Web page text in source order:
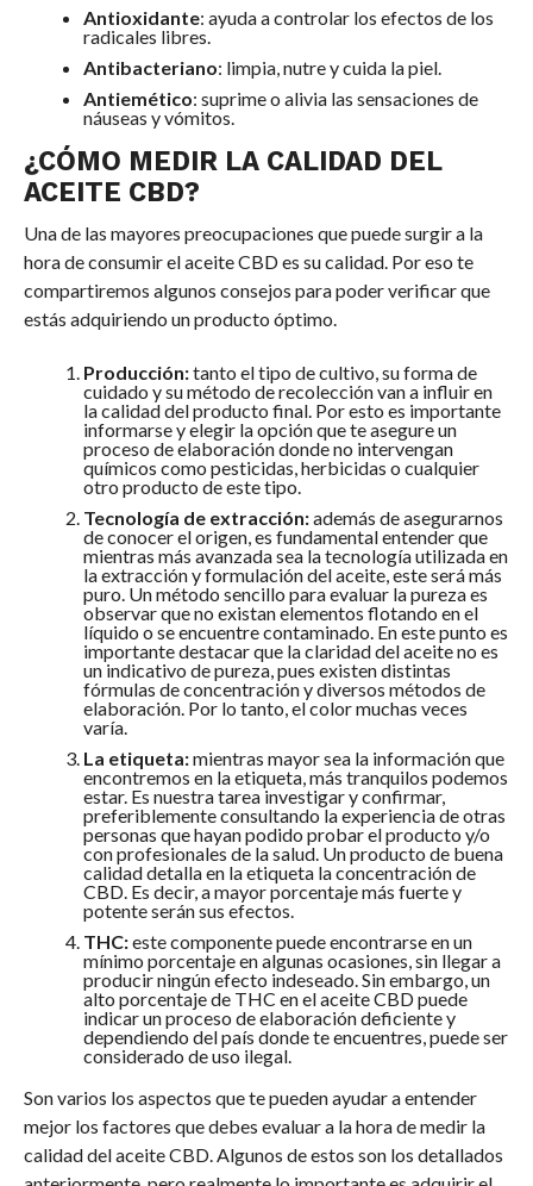
Antioxidante: ayuda a controlar los efectos de los
radicales libres.
Antibacteriano: limpia, nutre y cuida la piel.
Antiemético: suprime o alivia las sensaciones de
náuseas y vómitos.
¿CÓMO MEDIR LA CALIDAD DEL
ACEITE CBD?
Una de las mayores preocupaciones que puede surgir a la
hora de consumir el aceite CBD es su calidad. Por eso te
compartiremos algunos consejos para poder verificar que
estás adquiriendo un producto óptimo.
Producción:tanto el tipo de cultivo, su forma de
cuidado y su método de recolección van a influir en
la calidad del producto final. Por esto es importante
informarse y elegir la opción que te asegure un
proceso de elaboración donde no intervengan
químicos como pesticidas, herbicidas o cualquier
otro producto de este tipo.
Tecnología de extracción:además de asegurarnos
de conocer el origen, es fundamental entender que
mientras más avanzada sea la tecnología utilizada en
la extracción y formulación del aceite, este será más
puro. Un método sencillo para evaluar la pureza es
observar que no existan elementos flotando en el
líquido o se encuentre contaminado. En este punto es
importante destacar que la claridad del aceite no es
un indicativo de pureza, pues existen distintas
fórmulas de concentración y diversos métodos de
elaboración. Por lo tanto, el color muchas veces
varía.
La etiqueta:mientras mayor sea la información que
encontremos en la etiqueta, más tranquilos podemos
estar. Es nuestra tarea investigar y confirmar,
preferiblemente consultando la experiencia de otras
personas que hayan podido probar el producto y/o
con profesionales de la salud. Un producto de buena
calidad detalla en la etiqueta la concentración de
CBD. Es decir, a mayor porcentaje más fuerte y
potente serán sus efectos.
THC:este componente puede encontrarse en un
mínimo porcentaje en algunas ocasiones, sin llegar a
producir ningún efecto indeseado. Sin embargo, un
alto porcentaje de THC en el aceite CBD puede
indicar un proceso de elaboración deficiente y
dependiendo del país donde te encuentres, puede ser
considerado de uso ilegal.
Son varios los aspectos que te pueden ayudar a entender
mejor los factores que debes evaluar a la hora de medir la
calidad del aceite CBD. Algunos de estos son los detallados